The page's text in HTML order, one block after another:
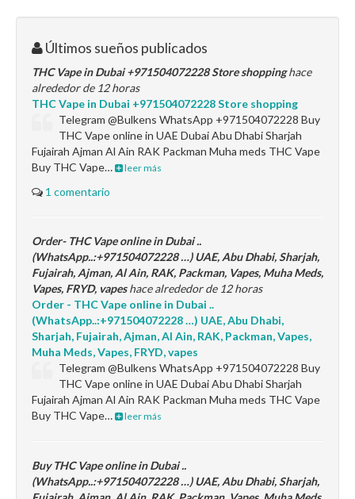
Últimos sueños publicados
THC Vape in Dubai +971504072228 Store shoppinghace
alrededor de 12 horas
THC Vape in Dubai +971504072228 Store shopping
Telegram @Bulkens WhatsApp +971504072228 Buy
THC Vape online in UAE Dubai Abu Dhabi Sharjah
Fujairah Ajman Al Ain RAK Packman Muha meds THC Vape
Buy THC Vape…
leer más
1 comentario
Order- THC Vape online in Dubai ..
(WhatsApp..:+971504072228 …) UAE, Abu Dhabi, Sharjah,
Fujairah, Ajman, Al Ain, RAK, Packman, Vapes, Muha Meds,
Vapes, FRYD, vapeshace alrededor de 12 horas
Order - THC Vape online in Dubai ..
(WhatsApp..:+971504072228 …) UAE, Abu Dhabi,
Sharjah, Fujairah, Ajman, Al Ain, RAK, Packman, Vapes,
Muha Meds, Vapes, FRYD, vapes
Telegram @Bulkens WhatsApp +971504072228 Buy
THC Vape online in UAE Dubai Abu Dhabi Sharjah
Fujairah Ajman Al Ain RAK Packman Muha meds THC Vape
Buy THC Vape…
leer más
Buy THC Vape online in Dubai ..
(WhatsApp..:+971504072228 …) UAE, Abu Dhabi, Sharjah,